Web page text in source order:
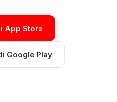
App Store
Google Play